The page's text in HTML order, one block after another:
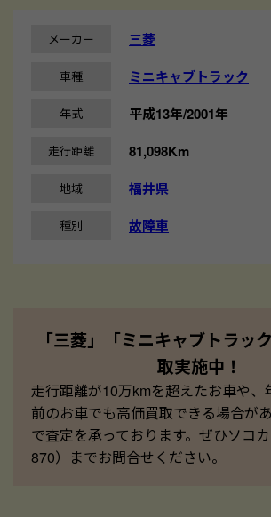
メーカー 三菱
車種 ミニキャブトラック
年式 平成13年/2001年
走行距離 81,098Km
地域 福井県
種別 故障車
「三菱」「ミニキャブトラ
取実施中！
走行距離が10万kmを超えたお車や、
前のお車でも高価買取できる場合が
で査定を承っております。ぜひソコ
870）までお問合せください。